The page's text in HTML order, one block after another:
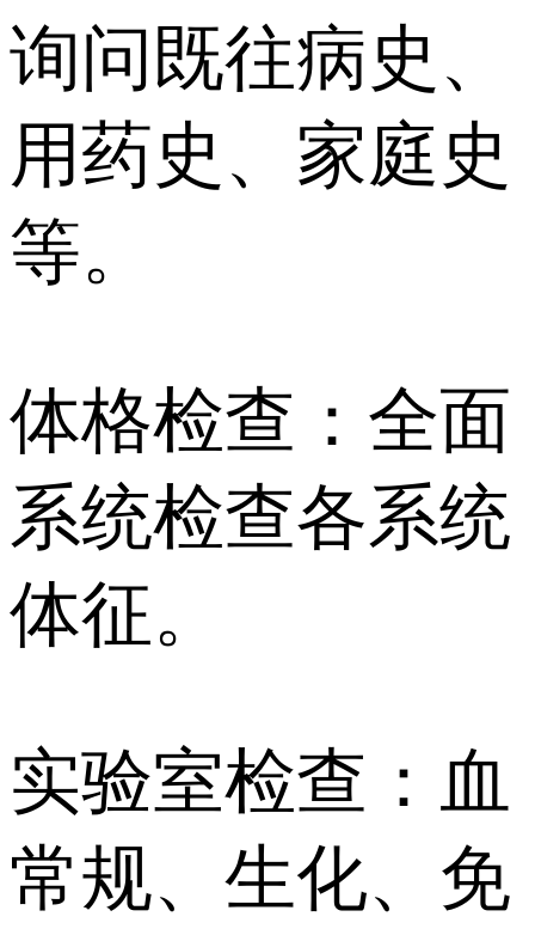
询问既往病史、
用药史、家庭史
等。
体格检查：全面
系统检查各系统
体征。
实验室检查：血
常规、生化、免